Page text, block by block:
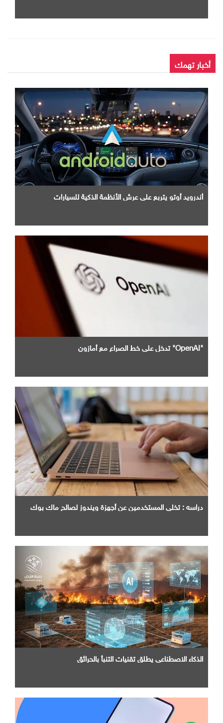
أخبار تهمك
أندرويد أوتو يتربع علي عرش الأنظمة الذكية للسيارات
"OpenAI" تدخل علي خط الصراع مع أمازون
دراسه : تخلي المستخدمين عن أجهزة ويندوز لصالح ماك بوك
الذكاء الاصطناعي يطلق تقنيات التنبأ بالحرائق